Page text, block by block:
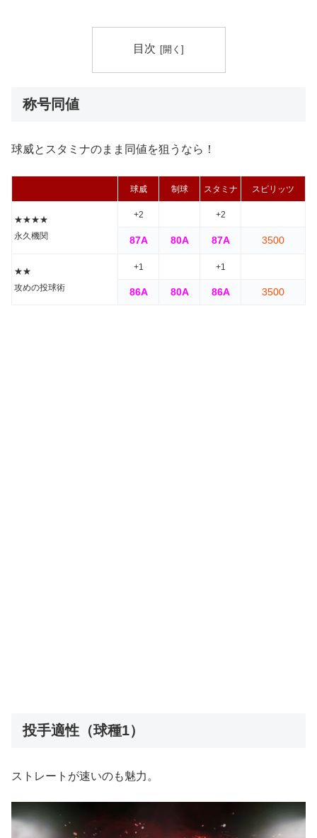
目次
称号同値
球威とスタミナのまま同値を狙うなら！
球威 制球 スタミナ スピリッツ
★★★★
永久機関
+2 +2
87A 80A 87A 3500
★★
攻めの投球術
+1 +1
86A 80A 86A 3500
投手適性（球種1）
ストレートが速いのも魅力。